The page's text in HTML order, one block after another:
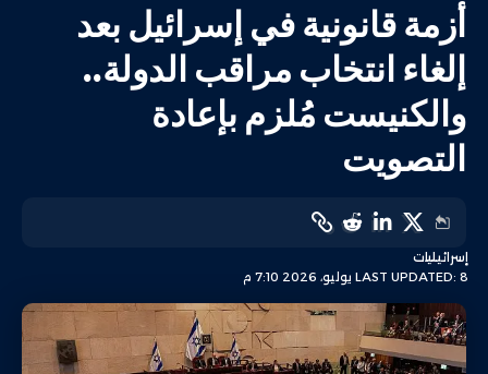
أزمة قانونية في إسرائيل بعد
إلغاء انتخاب مراقب الدولة..
والكنيست مُلزم بإعادة
التصويت
LAST UPDATED: 8 يوليو، 2026 7:10 م
إسرائيليات